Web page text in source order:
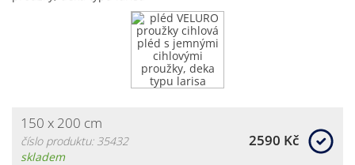
150 x 200 cm
číslo produktu: 35432
skladem
2590 Kč